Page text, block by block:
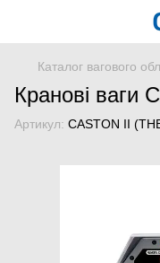
Каталог вагового
Кранові ваги
Артикул: CASTON II